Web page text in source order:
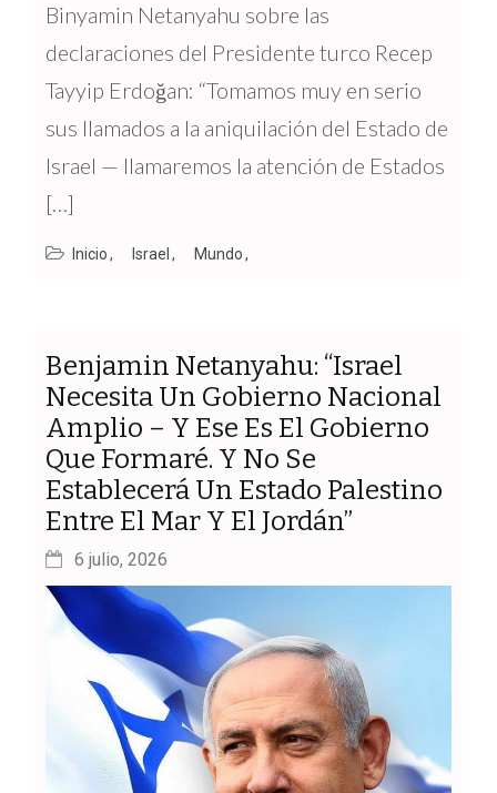
Binyamin Netanyahu sobre las
declaraciones del Presidente turco Recep
Tayyip Erdoğan: “Tomamos muy en serio
sus llamados a la aniquilación del Estado de
Israel — llamaremos la atención de Estados
[…]
Inicio Israel Mundo
Benjamin Netanyahu: “Israel
Necesita Un Gobierno Nacional
Amplio – Y Ese Es El Gobierno
Que Formaré. Y No Se
Establecerá Un Estado Palestino
Entre El Mar Y El Jordán”
6 julio, 2026